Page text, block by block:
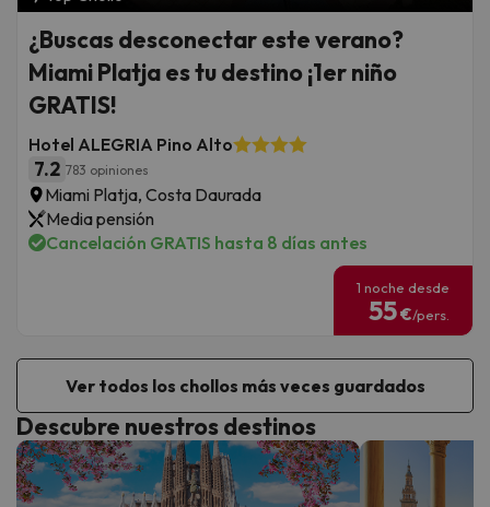
¿Buscas desconectar este verano?
Miami Platja es tu destino ¡1er niño
GRATIS!
Hotel ALEGRIA Pino Alto
7.2 783 opiniones
Miami Platja, Costa Daurada
Media pensión
Cancelación GRATIS hasta 8 días antes
1 noche desde
55€/pers.
Ver todos los chollos más veces guardados
Descubre nuestros destinos